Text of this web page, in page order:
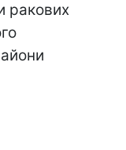
ракових